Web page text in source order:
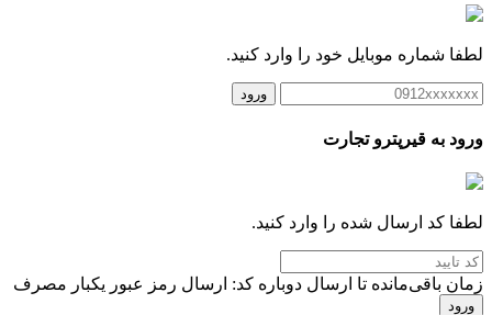
لطفا شماره موبایل خود را وارد کنید.
ورود
ورود به قیرپترو تجارت
لطفا کد ارسال شده را وارد کنید.
زمان باقی‌مانده تا ارسال دوباره کد: ارسال رمز عبور یکبار مصرف
ورود